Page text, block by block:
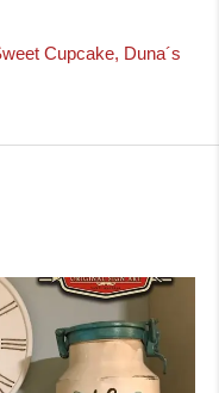
Cupcake, Duna´s